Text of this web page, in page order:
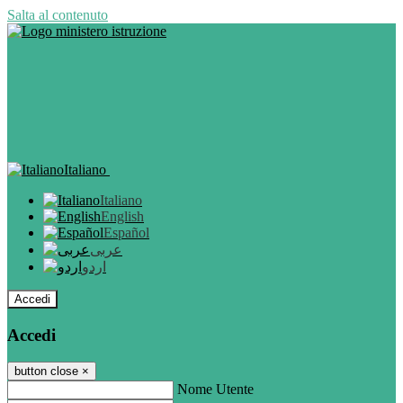
Salta al contenuto
Italiano
Italiano
English
Español
عربى
اردو
Accedi
Accedi
button close ×
Nome Utente